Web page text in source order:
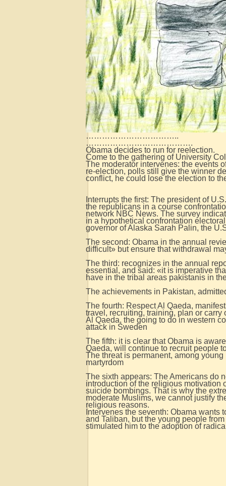
……………………………..
………………………………….
Obama decides to run for reelection.
Come to the gathering of University
The moderator intervenes: the events
re-election, polls still give the winner
conflict, he could lose the election to
Interrupts the first: The president of
the republicans in a course
network NBC News. The survey
in a hypothetical confrontation
governor of Alaska Sarah Palin, the
The second: Obama in the annual
difficult» but ensure that withdrawal
The third: recognizes in the annual
essential, and said: «it is imperative
have in the tribal areas pakistanis in
The achievements in Pakistan,
The fourth: Respect Al Qaeda,
travel, recruiting, training, plan or
Al Qaeda, the going to do in western
attack in Sweden
The fifth: it is clear that Obama is
Qaeda, will continue to recruit people
The threat is permanent, among
martyrdom
The sixth appears: The Americans do
introduction of the religious motivation
suicide bombings. That is why the
moderate Muslims, we cannot justify
religious reasons.
Intervenes the seventh: Obama
and Taliban, but the young people
stimulated him to the adoption of